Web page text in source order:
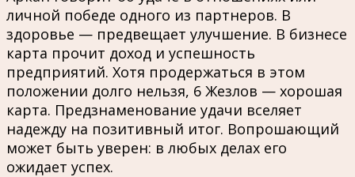
личной победе одного из партнеров. В
здоровье — предвещает улучшение. В бизнесе
карта прочит доход и успешность
предприятий. Хотя продержаться в этом
положении долго нельзя, 6 Жезлов — хорошая
карта. Предзнаменование удачи вселяет
надежду на позитивный итог. Вопрошающий
может быть уверен: в любых делах его
ожидает успех.